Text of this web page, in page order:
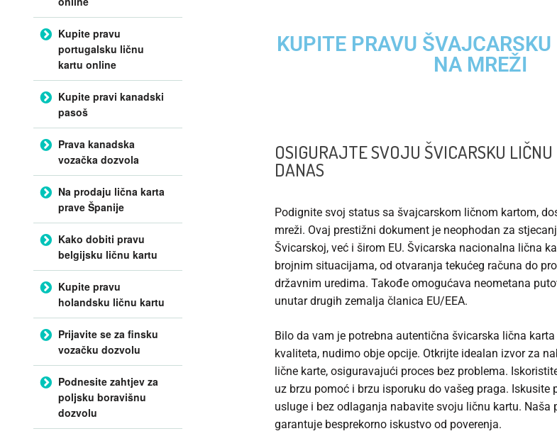
KUPITE PRAVU
NA MREŽI
OSIGURAJTE SVOJU ŠVICARSKU
DANAS
Podignite svoj status sa švajcarskom ličnom kartom,
mreži. Ovaj prestižni dokument je neophodan za
Švicarskoj, već i širom EU. Švicarska nacionalna lična
brojnim situacijama, od otvaranja tekućeg računa do
državnim uredima. Takođe omogućava neometana
unutar drugih zemalja članica EU/EEA.
Bilo da vam je potrebna autentična švicarska lična
kvaliteta, nudimo obje opcije. Otkrijte idealan izvor za
lične karte, osiguravajući proces bez problema.
uz brzu pomoć i brzu isporuku do vašeg praga. Iskusite
usluge i bez odlaganja nabavite svoju ličnu kartu. Naša
garantuje besprekorno iskustvo od poverenja.
Kupite pravu
portugalsku ličnu
kartu online
Kupite pravi kanadski
pasoš
Prava kanadska
vozačka dozvola
Na prodaju lična karta
prave Španije
Kako dobiti pravu
belgijsku ličnu kartu
Kupite pravu
holandsku ličnu kartu
Prijavite se za finsku
vozačku dozvolu
Podnesite zahtjev za
poljsku boravišnu
dozvolu